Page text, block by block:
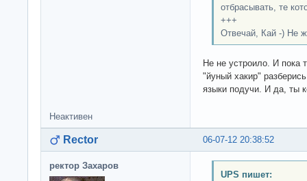
отбрасывать, те
+++
Отвечай, Кай -) Не
Не не устроило. И пока
"йуный хакир"
языки подучи. И да, ты
Неактивен
06-07-12 20:38:52
Rector
ректор Захаров
UPS пишет: